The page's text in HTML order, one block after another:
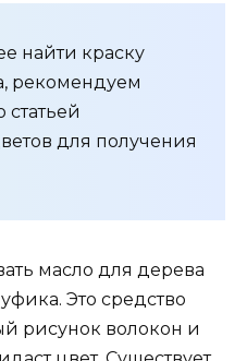
найти краску
рекомендуем
статьей
для получения
масло для дерева
Это средство
рисунок волокон и